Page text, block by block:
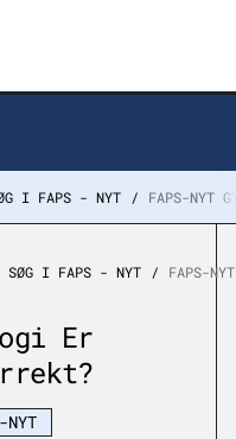
I FAPS - NYT FAPS-NYT
SØG I FAPS - NYT FAPS-
Er
NYT